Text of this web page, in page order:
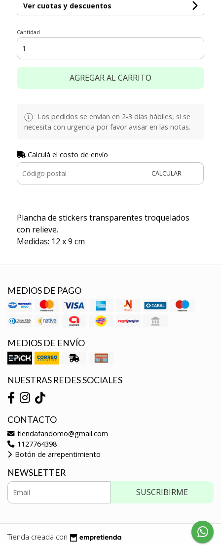
Ver cuotas y descuentos
Cantidad
AGREGAR AL CARRITO
Los pedidos se envían en 2-3 días hábiles, si se
necesita con urgencia por favor avisar en las notas.
Calculá el costo de envío
CALCULAR
Plancha de stickers transparentes troquelados
con relieve.
Medidas: 12 x 9 cm
MEDIOS DE PAGO
MEDIOS DE ENVÍO
NUESTRAS REDES SOCIALES
CONTACTO
tiendafandomo@gmail.com
1127764398
Botón de arrepentimiento
NEWSLETTER
SUSCRIBIRME
Tienda creada con